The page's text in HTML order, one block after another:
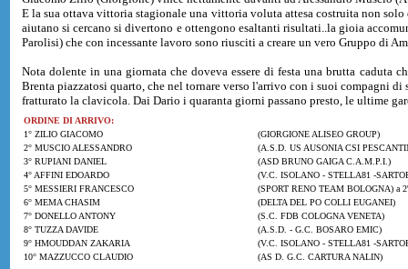
E la sua ottava vittoria stagionale una vittoria voluta attesa costruita non
aiutano si cercano si divertono e ottengono esaltanti risultati..la gioia
Parolisi) che con incessante lavoro sono riusciti a creare un vero Gruppo di
Nota dolente in una giornata che doveva essere di festa una brutta caduta
Brenta piazzatosi quarto, che nel tornare verso l'arrivo con i suoi compagni
fratturato la clavicola. Dai Dario i quaranta giorni passano presto, le ultime
ORDINE DI ARRIVO:
1° ZILIO GIACOMO
(GIORGIONE ALISEO GROUP)
2° MUSCIO ALESSANDRO
(A.S.D. US AUSONIA CSI
3° RUPIANI DANIEL
(ASD BRUNO GAIGA C.A.M.P.I.)
4° AFFINI EDOARDO
(V.C. ISOLANO - STELLA81 -
5° MESSIERI FRANCESCO
(SPORT RENO TEAM BOLOGNA) a
6° MEMA CHASIM
(DELTA DEL PO COLLI EUGANEI)
7° DONELLO ANTONY
(S.C. FDB COLOGNA VENETA)
8° TUZZA DAVIDE
(A.S.D. - G.C. BOSARO EMIC)
9° HMOUDDAN ZAKARIA
(V.C. ISOLANO - STELLA81 -
10° MAZZUCCO CLAUDIO
(AS D. G.C. CARTURA NALIN)